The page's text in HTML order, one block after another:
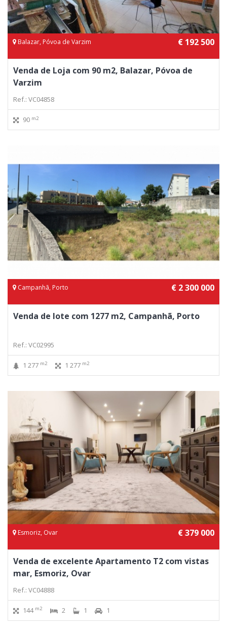
Balazar, Póvoa de Varzim € 192 500
Venda de Loja com 90 m2, Balazar, Póvoa de
Varzim
Ref.: VC04858
90 m2
Campanhã, Porto € 2 300 000
Venda de lote com 1277 m2, Campanhã, Porto
Ref.: VC02995
1 277 m2 1 277 m2
Esmoriz, Ovar € 379 000
Venda de excelente Apartamento T2 com vistas
mar, Esmoriz, Ovar
Ref.: VC04888
144 m2 2 1 1